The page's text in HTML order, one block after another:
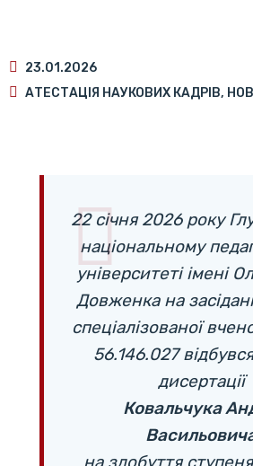
23.01.2026
АТЕСТАЦІЯ НАУКОВИХ КАДРІВ,
22 січня 2026 року
національному
університеті імені
Довженка на
спеціалізованої
56.146.027
дисертації
Ковальчука